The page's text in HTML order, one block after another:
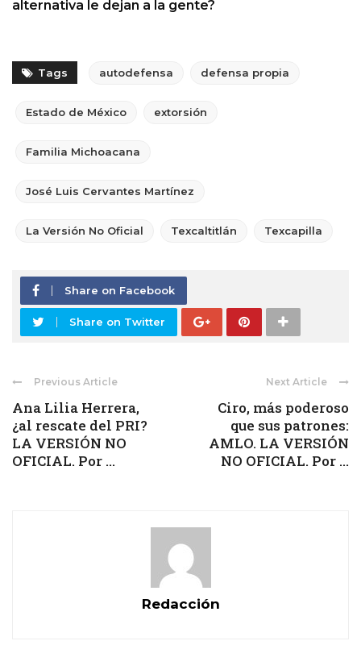
alternativa le dejan a la gente?
Tags autodefensa defensa propia
Estado de México extorsión
Familia Michoacana
José Luis Cervantes Martínez
La Versión No Oficial Texcaltitlán Texcapilla
Share on Facebook
Share on Twitter
Previous Article
Ana Lilia Herrera,
¿al rescate del PRI?
LA VERSIÓN NO
OFICIAL. Por ...
Next Article
Ciro, más poderoso
que sus patrones:
AMLO. LA VERSIÓN
NO OFICIAL. Por ...
Redacción